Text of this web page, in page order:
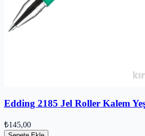
Edding 2185 Jel Roller Kalem
₺145,00